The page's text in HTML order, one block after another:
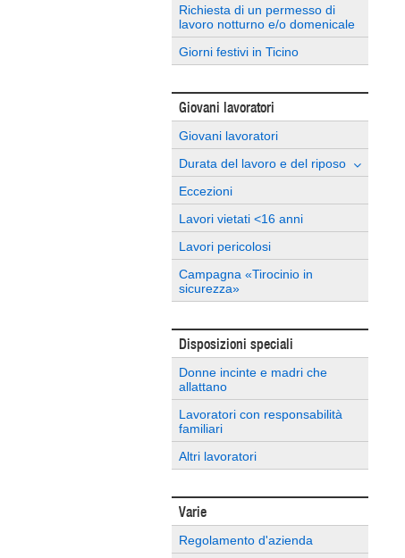
Richiesta di un permesso di
lavoro notturno e/o domenicale
Giorni festivi in Ticino
Giovani lavoratori
Giovani lavoratori
Durata del lavoro e del riposo
Eccezioni
Lavori vietati <16 anni
Lavori pericolosi
Campagna «Tirocinio in
sicurezza»
Disposizioni speciali
Donne incinte e madri che
allattano
Lavoratori con responsabilità
familiari
Altri lavoratori
Varie
Regolamento d'azienda